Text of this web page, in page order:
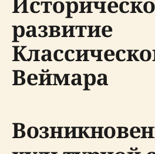
развитие
Веймара